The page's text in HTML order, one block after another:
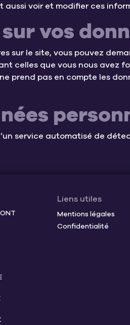
aussi voir et modifier ces
vos
sur le site, vous pouvez
celles que vous nous avez
prend pas en compte les
service automatisé de
Liens utiles
Mentions légales
Confidentialité